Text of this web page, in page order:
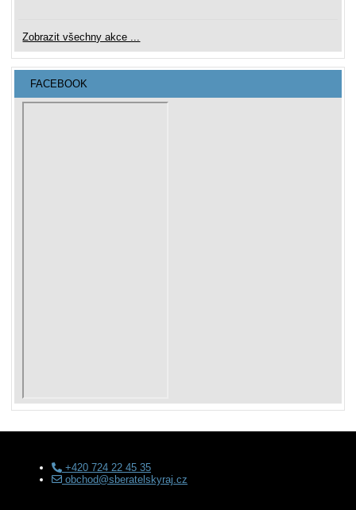
Zobrazit všechny akce ...
FACEBOOK
+420 724 22 45 35
obchod@sberatelskyraj.cz